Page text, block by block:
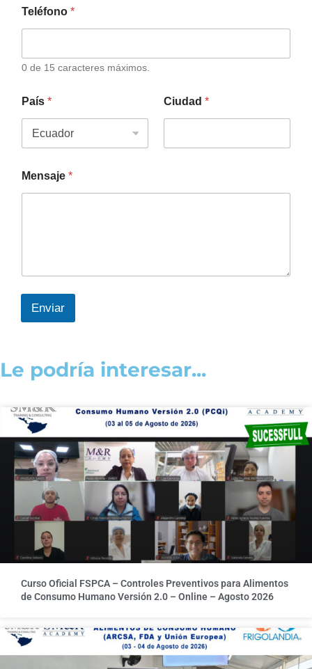
Teléfono *
0 de 15 caracteres máximos.
País * Ciudad *
Mensaje *
Enviar
Le podría interesar...
Curso Oficial FSPCA – Controles Preventivos para Alimentos
de Consumo Humano Versión 2.0 – Online – Agosto 2026